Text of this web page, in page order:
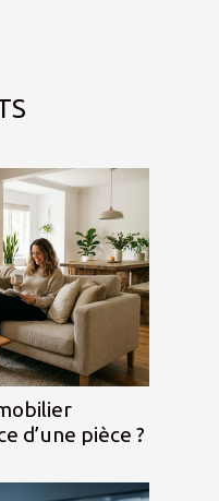
d’une pièce ?